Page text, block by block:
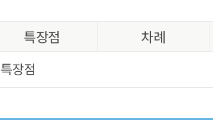
특장점 차례
특장점